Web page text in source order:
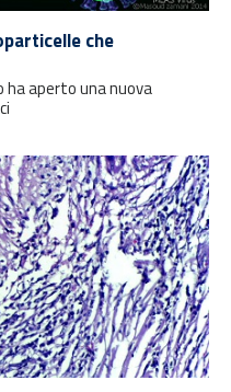
che
ha aperto una nuova